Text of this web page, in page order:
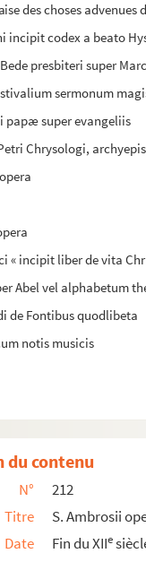
des choses
incipit codex a beato
presbiteri super
sermonum
papæ super evangeliis
Chrysologi,
« incipit liber de vita
Abel vel alphabetum
de Fontibus quodlibeta
notis musicis
du contenu
N°
212
Titre
S. Ambrosii
Date
Fin du XIIe